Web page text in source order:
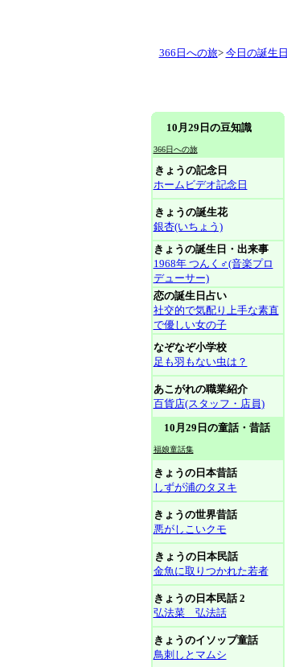
366日への旅> 今日の誕生日
10月29日の豆知識
366日への旅
きょうの記念日
ホームビデオ記念日
きょうの誕生花
銀杏(いちょう)
きょうの誕生日・出来事
1968年 つんく♂(音楽プロ
デューサー)
恋の誕生日占い
社交的で気配り上手な素直
で優しい女の子
なぞなぞ小学校
足も羽もない虫は？
あこがれの職業紹介
百貨店(スタッフ・店員)
10月29日の童話・昔話
福娘童話集
きょうの日本昔話
しずが浦のタヌキ
きょうの世界昔話
悪がしこいクモ
きょうの日本民話
金魚に取りつかれた若者
きょうの日本民話 2
弘法菜 弘法話
きょうのイソップ童話
鳥刺しとマムシ